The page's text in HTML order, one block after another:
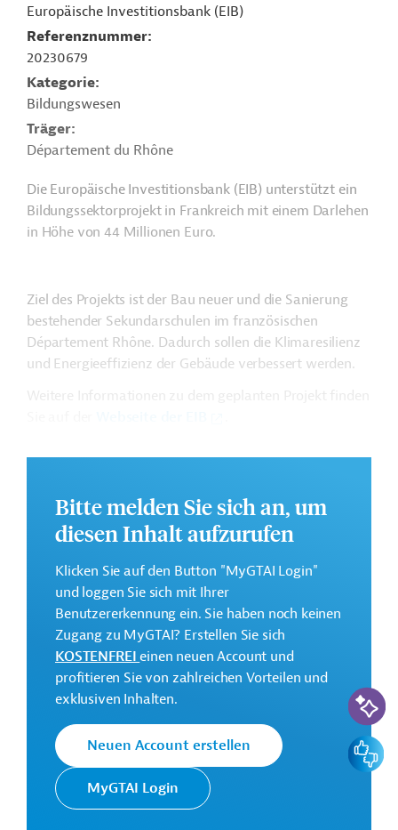
Europäische Investitionsbank (EIB)
Referenznummer
20230679
Kategorie
Bildungswesen
Träger
Département du Rhône
Die Europäische Investitionsbank (EIB) unterstützt ein
Bildungssektorprojekt in Frankreich mit einem Darlehen
in Höhe von 44 Millionen Euro.
Ziel des Projekts ist der Bau neuer und die Sanierung
bestehender Sekundarschulen im französischen
Département Rhône. Dadurch sollen die Klimaresilienz
und Energieeffizienz der Gebäude verbessert werden.
Weitere Informationen zu dem geplanten Projekt finden
Gesamtkosten:
96 Millionen Euro (voraussichtlich)
44 Millionen Euro (voraussichtlich; Darlehen)
Kontaktadressen
Europäische
Investitionsbank
Die EIB vertritt die
wirtschaftlichen Interessen der
EU durch Kreditvergabe an alle
Mitgliedsländer und unterstützt
Bitte melden Sie sich an, um
diesen Inhalt aufzurufen
Klicken Sie auf den Button "MyGTAI Login"
und loggen Sie sich mit Ihrer
Benutzererkennung ein. Sie haben noch keinen
Zugang zu MyGTAI? Erstellen Sie sich
KOSTENFREIeinen neuen Account und
profitieren Sie von zahlreichen Vorteilen und
exklusiven Inhalten.
Neuen Account erstellen
MyGTAI Login
KI-